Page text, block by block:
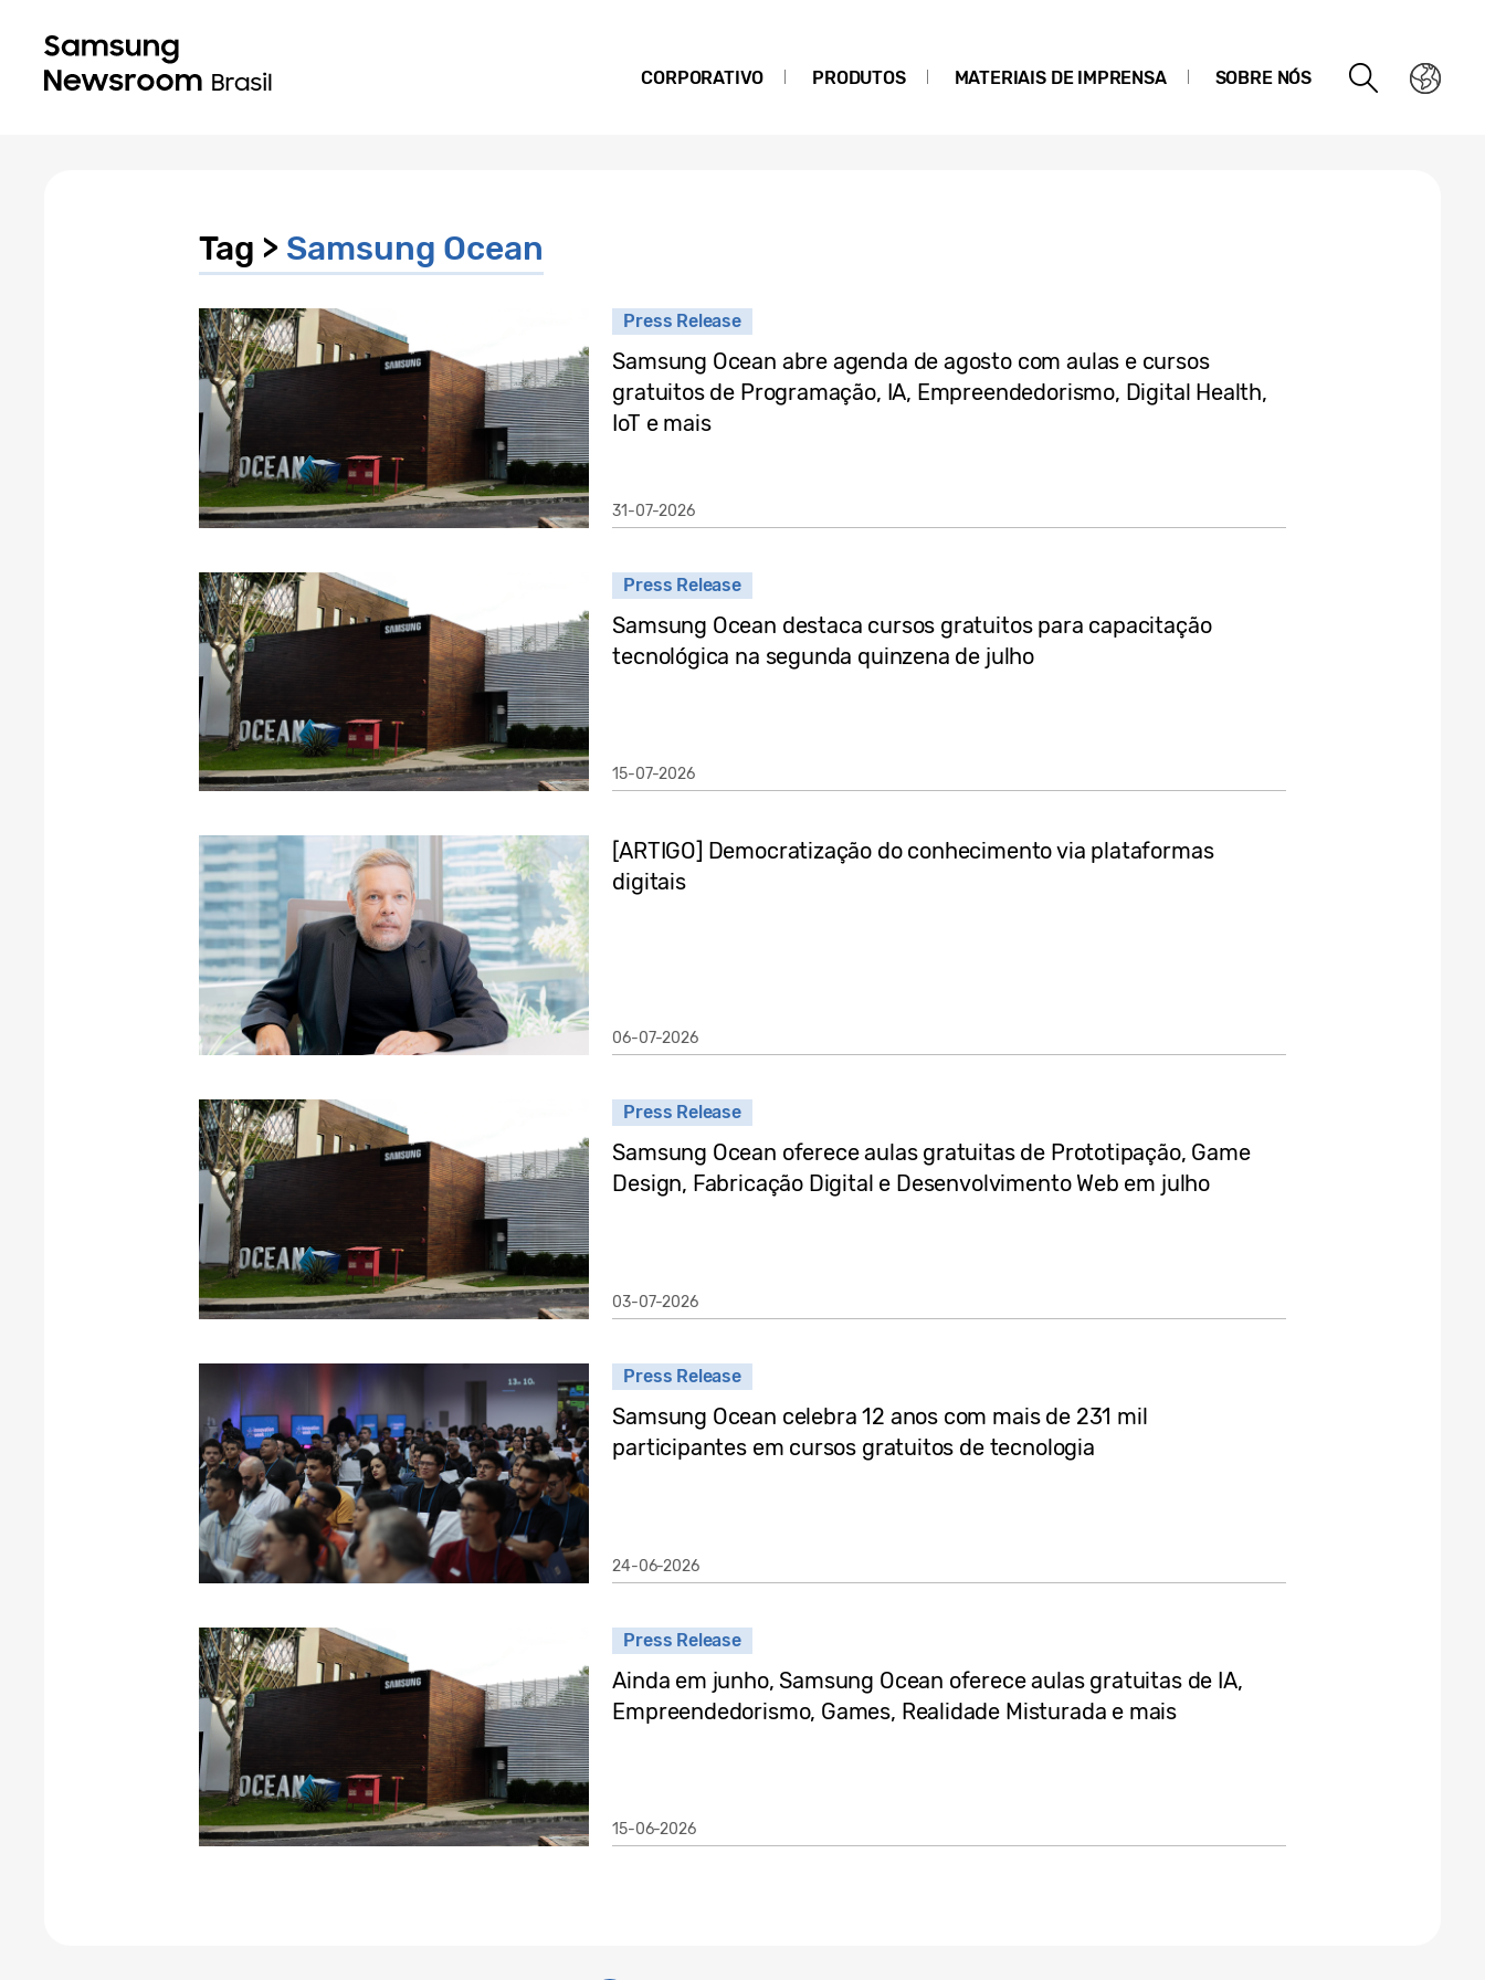
CORPORATIVO PRODUTOS MATERIAIS DE IMPRENSA SOBRE NÓS
Tag > Samsung Ocean
Press Release
Samsung Ocean abre agenda de agosto com aulas e cursos
gratuitos de Programação, IA, Empreendedorismo, Digital Health,
IoT e mais
31-07-2026
Press Release
Samsung Ocean destaca cursos gratuitos para capacitação
tecnológica na segunda quinzena de julho
15-07-2026
[ARTIGO] Democratização do conhecimento via plataformas
digitais
06-07-2026
Press Release
Samsung Ocean oferece aulas gratuitas de Prototipação, Game
Design, Fabricação Digital e Desenvolvimento Web em julho
03-07-2026
Press Release
Samsung Ocean celebra 12 anos com mais de 231 mil
participantes em cursos gratuitos de tecnologia
24-06-2026
Press Release
Ainda em junho, Samsung Ocean oferece aulas gratuitas de IA,
Empreendedorismo, Games, Realidade Misturada e mais
15-06-2026